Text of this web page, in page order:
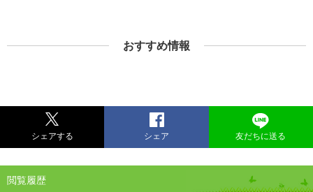
おすすめ情報
シェアする シェア 友だちに送る
閲覧履歴